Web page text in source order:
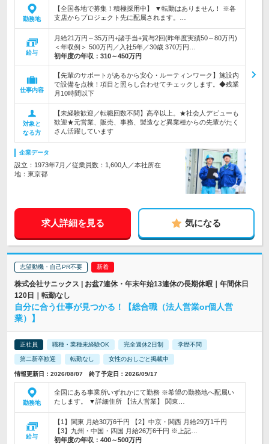
勤務地
【全国各地で募集！積極採用中】 ▼転勤はありません！ ※各
支店からプロジェクト先に配属されます。…
給与
月給21万円～35万円+諸手当+賞与2回(昨年度実績50～80万円)
＜年収例＞ 500万円／入社5年／30歳 370万円…
初年度の年収： 310～450万円
仕事内容
【先輩のサポートがあるから安心・ルーティンワーク】施設内
で設備を点検！項目と照らし合わせてチェックします。◆残業
月10時間以下
対象と
なる方
【未経験歓迎／転職回数不問】高卒以上。★社会人デビューも
歓迎★元営業、販売、事務、製造など異業種からの先輩がたく
さん活躍しています
企業データ
設立：1973年7月／従業員数：1,600人／本社所在
地：東京都
求人詳細を見る 気になる
志望動機・自己PR不要
株式会社サニックス | お盆7連休・年末年始13連休の長期休暇｜年間休日
120日｜転勤なし
自分に合う仕事が見つかる！【総合職（法人営業or個人営
業）】
正社員 職種・業種未経験OK 完全週休2日制 学歴不問
第二新卒歓迎 転勤なし 女性のおしごと掲載中
情報更新日：2026/08/07 終了予定日：2026/09/17
勤務地
全国にある事業所いずれかにて勤務 ※希望の勤務地へ配属い
たします。 ▼詳細住所 【法人営業】 関東…
給与
【1】関東 月給30万6千円 【2】中京・関西 月給29万1千円
【3】九州・中国・四国 月給26万6千円 ※上記…
初年度の年収： 400～500万円